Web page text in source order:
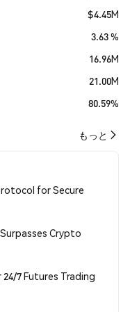
$4.45M
3.63 %
16.96M
21.00M
80.59%
もっと
for Secure
Crypto
7 Futures Trading